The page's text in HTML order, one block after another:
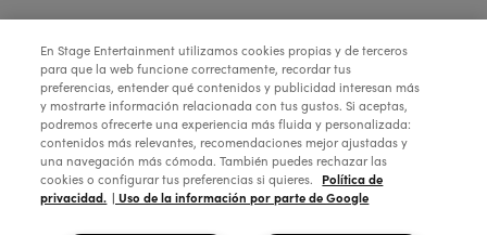
STAGE ENTERTAINMENT
COLABORA:
En Stage Entertainment utilizamos cookies propias y de terceros
para que la web funcione correctamente, recordar tus
preferencias, entender qué contenidos y publicidad interesan más
y mostrarte información relacionada con tus gustos. Si aceptas,
podremos ofrecerte una experiencia más fluida y personalizada:
contenidos más relevantes, recomendaciones mejor ajustadas y
una navegación más cómoda. También puedes rechazar las
cookies o configurar tus preferencias si quieres.
Política de
privacidad. | Uso de la información por parte de Google